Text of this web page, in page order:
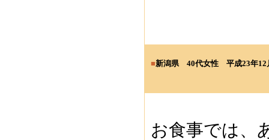
■新潟県 40代女性 平成23年12
お食事では、